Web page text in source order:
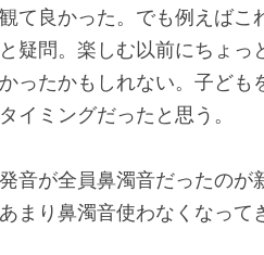
て良かった。でも例えば
疑問。楽しむ以前にちょっ
ったかもしれない。子ど
イミングだったと思う。
音が全員鼻濁音だったの
まり鼻濁音使わなくなって